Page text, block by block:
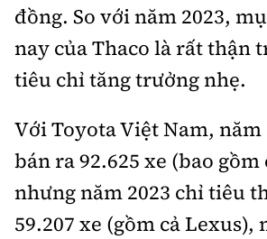
đồng. So với năm 2023,
nay của Thaco là rất thận
tiêu chỉ tăng trưởng nhẹ.
Với Toyota Việt Nam, năm
bán ra 92.625 xe (bao gồm
nhưng năm 2023 chỉ tiêu
59.207 xe (gồm cả Lexus),